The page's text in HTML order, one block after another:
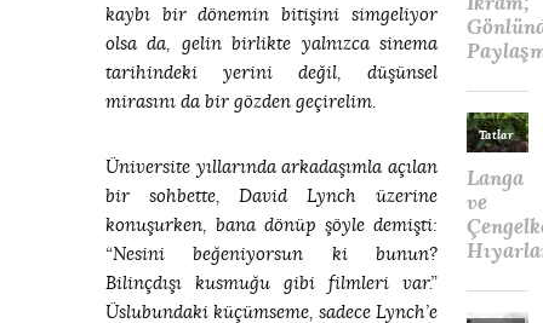
kaybı bir dönemin bitişini simgeliyor
olsa da, gelin birlikte yalnızca sinema
tarihindeki yerini değil, düşünsel
mirasını da bir gözden geçirelim.
Üniversite yıllarında arkadaşımla açılan
bir sohbette, David Lynch üzerine
konuşurken, bana dönüp şöyle demişti:
“Nesini beğeniyorsun ki bunun?
Bilinçdışı kusmuğu gibi filmleri var.”
Üslubundaki küçümseme, sadece Lynch’e